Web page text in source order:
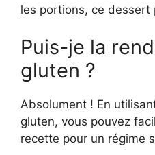
les portions, ce dessert
Puis-je la
gluten ?
Absolument ! En
gluten, vous pouvez
recette pour un régime